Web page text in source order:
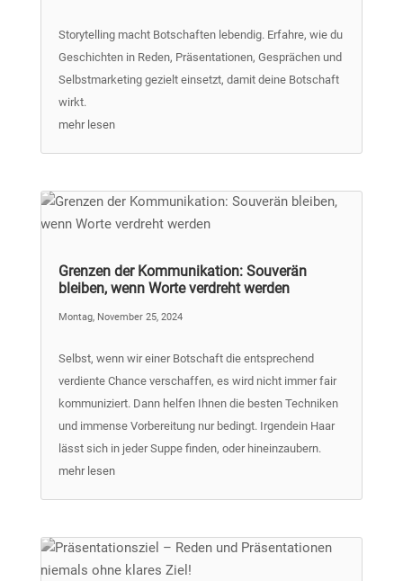
Storytelling macht Botschaften lebendig. Erfahre, wie du
Geschichten in Reden, Präsentationen, Gesprächen und
Selbstmarketing gezielt einsetzt, damit deine Botschaft
wirkt.
mehr lesen
Grenzen der Kommunikation: Souverän
bleiben, wenn Worte verdreht werden
Montag, November 25, 2024
Selbst, wenn wir einer Botschaft die entsprechend
verdiente Chance verschaffen, es wird nicht immer fair
kommuniziert. Dann helfen Ihnen die besten Techniken
und immense Vorbereitung nur bedingt. Irgendein Haar
lässt sich in jeder Suppe finden, oder hineinzaubern.
mehr lesen